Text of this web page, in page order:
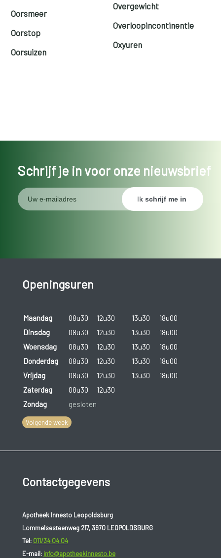
Oorsmeer
Oorstop
Oorsuizen
Overgewicht
Overloopincontinentie
Oxyuren
Schrijf je in voor onze nieuwsbrief
Openingsuren
Maandag 08u30 12u30 13u30
18u00
Dinsdag
08u30 12u30 13u30
18u00
Woensdag
08u30 12u30 13u30
18u00
Donderdag
08u30 12u30 13u30
18u00
Vrijdag
08u30 12u30 13u30
18u00
Zaterdag
08u30
12u30
Zondag
gesloten
Volgende week
Contactgegevens
Apotheek Innesto Leopoldsburg
Lommelsesteenweg 217, 3970 LEOPOLDSBURG
Tel: 011/34 04 04
E-mail: info@apotheekinnesto.be